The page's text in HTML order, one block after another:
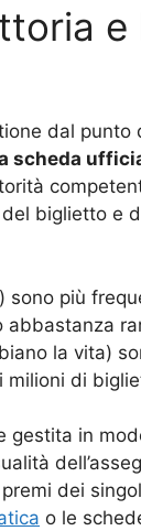
dal
scheda
biglietto e
sono più
abbastanza
la vita)
milioni di
gestita in
dei
o le